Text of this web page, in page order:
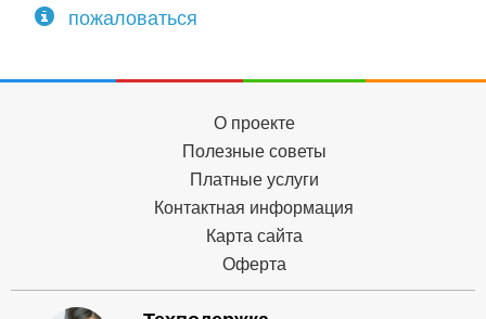
пожаловаться
О проекте
Полезные советы
Платные услуги
Контактная информация
Карта сайта
Оферта